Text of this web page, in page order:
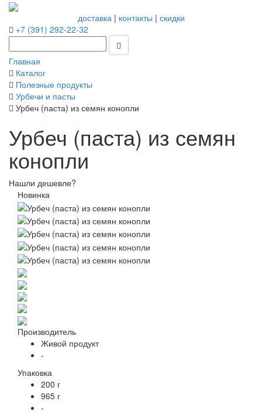
доставка| контакты | скидки
+7 (391) 292-22-32
Главная
Каталог
Полезные продукты
Урбечи и пасты
Урбеч (паста) из семян конопли
Урбеч (паста) из семян
конопли
Нашли дешевле?
Новинка
Производитель
Живой продукт
-
Упаковка
200 г
965 г
-